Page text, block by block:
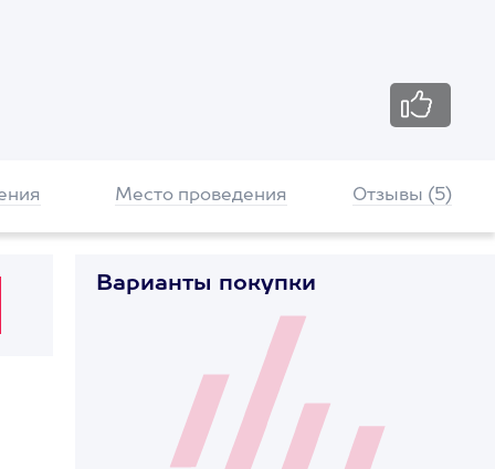
Место проведения Отзывы (5)
Варианты покупки